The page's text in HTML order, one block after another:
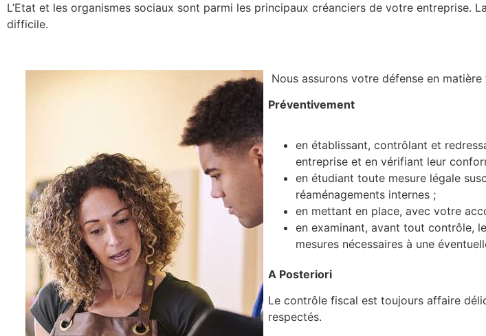
L’Etat et les organismes sociaux sont parmi les principaux créanciers de votre entreprise.
difficile.
Nous assurons votre défense en
Préventivement
en établissant, contrôlant et
entreprise et en vérifiant leur
en étudiant toute mesure légale
réaménagements internes ;
en mettant en place, avec votre
en examinant, avant tout contrôle,
mesures nécessaires à une
A Posteriori
Le contrôle fiscal est toujours affaire
respectés.